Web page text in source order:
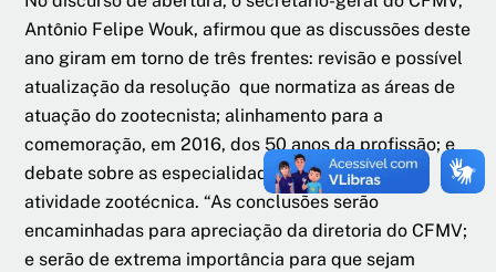
Antônio Felipe Wouk, afirmou que as discussões deste
ano giram em torno de três frentes: revisão e possível
atualização da resolução que normatiza as áreas de
atuação do zootecnista; alinhamento para a
comemoração, em 2016, dos 50 anos da profissão; e
debate sobre as especialidades no âmbito da
atividade zootécnica. “As conclusões serão
encaminhadas para apreciação da diretoria do CFMV;
e serão de extrema importância para que sejam